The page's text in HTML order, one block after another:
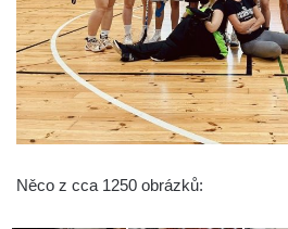
Něco z cca 1250 obrázků: